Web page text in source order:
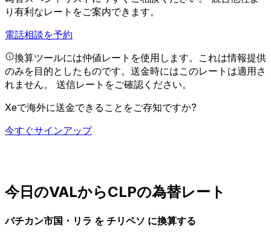
り有利なレートをご案内できます。
電話相談を予約
換算ツールには仲値レートを使用します。これは情報提供
のみを目的としたものです。送金時にはこのレートは適用さ
れません。 送信レートをご確認ください。
Xeで海外に送金できることをご存知ですか?
今すぐサインアップ
今日のVALからCLPの為替レート
バチカン市国・リラ を チリペソ に換算する